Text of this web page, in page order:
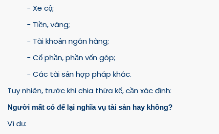
- Xe cộ;
- Tiền, vàng;
- Tài khoản ngân hàng;
- Cổ phần, phần vốn góp;
- Các tài sản hợp pháp khác.
Tuy nhiên, trước khi chia thừa kế, cần xác định:
Người mất có để lại nghĩa vụ tài sản hay không?
Ví dụ: